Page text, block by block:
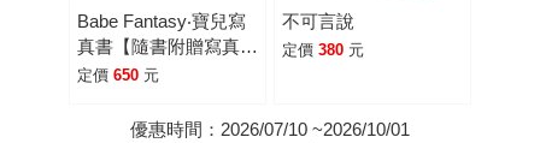
Babe Fantasy‧寶兒寫
真書【隨書附贈寫真海
報（四款隨機投入一
定價 650 元
不可言說
定價 380 元
優惠時間：2026/07/10 ~2026/10/01